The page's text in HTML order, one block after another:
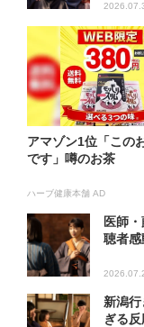
アマゾン1位「この
です」噂のお茶
ハーブ健康本舗 AD
医師
聴者感
新潟
ぎる